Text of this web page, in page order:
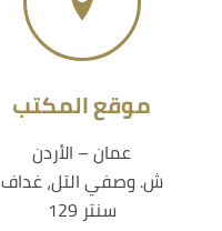
موقع المكتب
عمان – الأردن
ش. وصفي التل، غداف
سنتر 129